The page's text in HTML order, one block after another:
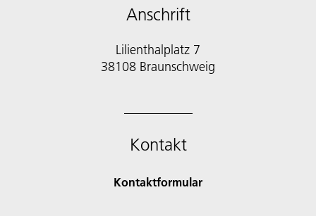
Anschrift
Lilienthalplatz 7
38108 Braunschweig
Kontakt
Kontaktformular